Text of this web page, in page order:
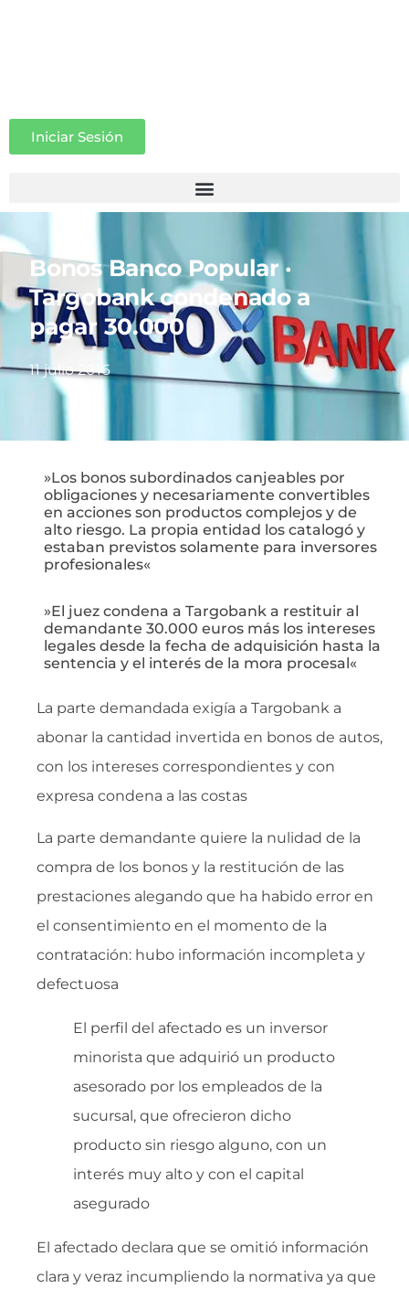
Iniciar Sesión
Bonos Banco Popular ·
Targobank condenado a
pagar 30.000
11 julio 2016
»Los bonos subordinados canjeables por
obligaciones y necesariamente convertibles
en acciones son productos complejos y de
alto riesgo. La propia entidad los catalogó y
estaban previstos solamente para inversores
profesionales«
»El juez condena a Targobank a restituir al
demandante 30.000 euros más los intereses
legales desde la fecha de adquisición hasta la
sentencia y el interés de la mora procesal«
La parte demandada exigía a Targobank a
abonar la cantidad invertida en bonos de autos,
con los intereses correspondientes y con
expresa condena a las costas
La parte demandante quiere la nulidad de la
compra de los bonos y la restitución de las
prestaciones alegando que ha habido error en
el consentimiento en el momento de la
contratación: hubo información incompleta y
defectuosa
El perfil del afectado es un inversor
minorista que adquirió un producto
asesorado por los empleados de la
sucursal, que ofrecieron dicho
producto sin riesgo alguno, con un
interés muy alto y con el capital
asegurado
El afectado declara que se omitió información
clara y veraz incumpliendo la normativa ya que